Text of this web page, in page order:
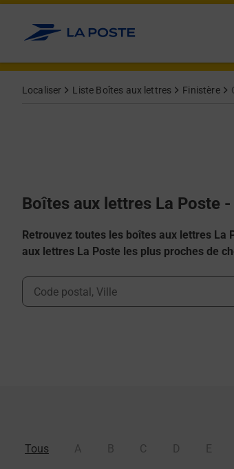
Allez au contenu
Localiser Liste Boîtes aux lettres Finistère
Boîtes aux lettres La Poste
Retrouvez toutes les boîtes aux lettres
aux lettres La Poste les plus proches de
Ville, Département, Code Postal
Tous A B C D E